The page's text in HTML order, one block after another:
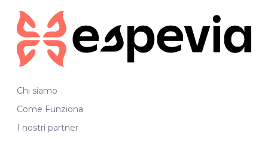
Chi siamo
Come Funziona
I nostri partner